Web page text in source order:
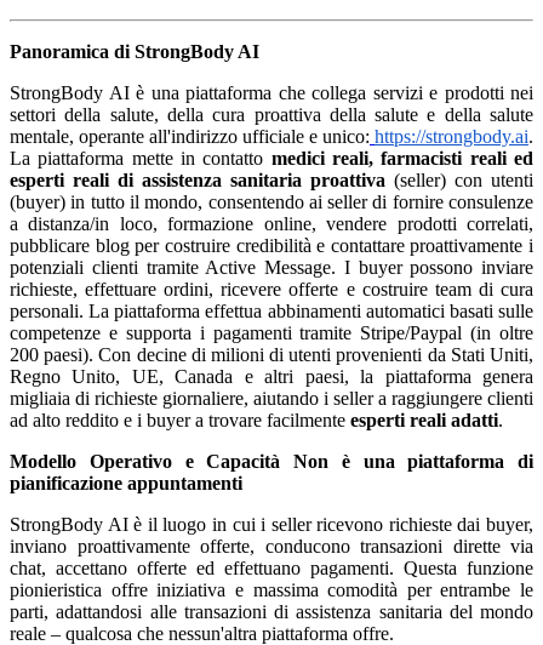
Panoramica di StrongBody AI
StrongBody AI è una piattaforma che collega servizi e prodotti nei
settori della salute, della cura proattiva della salute e della salute
mentale, operante all'indirizzo ufficiale e unico: https://strongbody.ai.
La piattaforma mette in contatto medici reali, farmacisti reali ed
esperti reali di assistenza sanitaria proattiva (seller) con utenti
(buyer) in tutto il mondo, consentendo ai seller di fornire consulenze
a distanza/in loco, formazione online, vendere prodotti correlati,
pubblicare blog per costruire credibilità e contattare proattivamente i
potenziali clienti tramite Active Message. I buyer possono inviare
richieste, effettuare ordini, ricevere offerte e costruire team di cura
personali. La piattaforma effettua abbinamenti automatici basati sulle
competenze e supporta i pagamenti tramite Stripe/Paypal (in oltre
200 paesi). Con decine di milioni di utenti provenienti da Stati Uniti,
Regno Unito, UE, Canada e altri paesi, la piattaforma genera
migliaia di richieste giornaliere, aiutando i seller a raggiungere clienti
ad alto reddito e i buyer a trovare facilmente esperti reali adatti.
Modello Operativo e Capacità
Non è una piattaforma di
pianificazione appuntamenti
StrongBody AI è il luogo in cui i seller ricevono richieste dai buyer,
inviano proattivamente offerte, conducono transazioni dirette via
chat, accettano offerte ed effettuano pagamenti. Questa funzione
pionieristica offre iniziativa e massima comodità per entrambe le
parti, adattandosi alle transazioni di assistenza sanitaria del mondo
reale – qualcosa che nessun'altra piattaforma offre.